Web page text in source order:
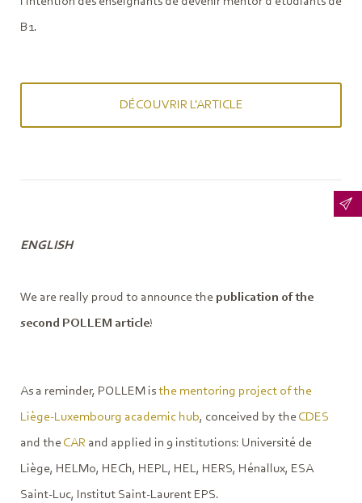
B1.
DÉCOUVRIR L'ARTICLE
ENGLISH
We are really proud to announce the publication of the
second POLLEM article!
As a reminder, POLLEM isthe mentoring project of the
Liège-Luxembourg academic hub, conceived by theCDES
and theCAR and applied in 9 institutions: Université de
Liège, HELMo, HECh, HEPL, HEL, HERS, Hénallux, ESA
Saint-Luc, Institut Saint-Laurent EPS.